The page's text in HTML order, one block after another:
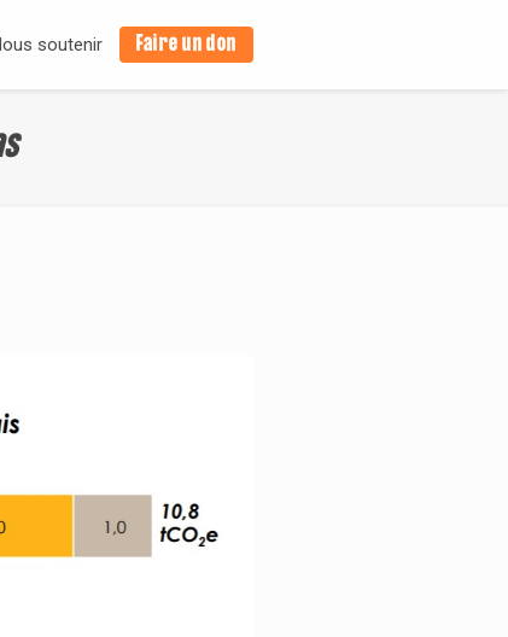
soutenir Faire un don